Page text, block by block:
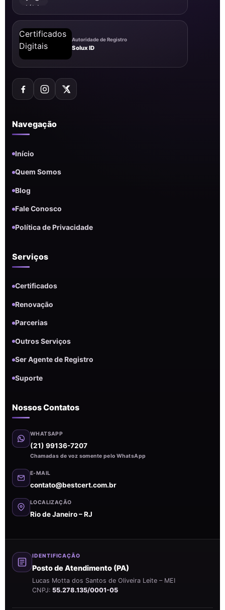
Autoridade de Registro
Solux ID
Navegação
Início
Quem Somos
Blog
Fale Conosco
Política de Privacidade
Serviços
Certificados
Renovação
Parcerias
Outros Serviços
Ser Agente de Registro
Suporte
Nossos Contatos
WHATSAPP
(21) 99136-7207
Chamadas de voz somente pelo WhatsApp
E-MAIL
contato@bestcert.com.br
LOCALIZAÇÃO
Rio de Janeiro – RJ
IDENTIFICAÇÃO
Posto de Atendimento (PA)
Lucas Motta dos Santos de Oliveira Leite – MEI
CNPJ: 55.278.135/0001-05